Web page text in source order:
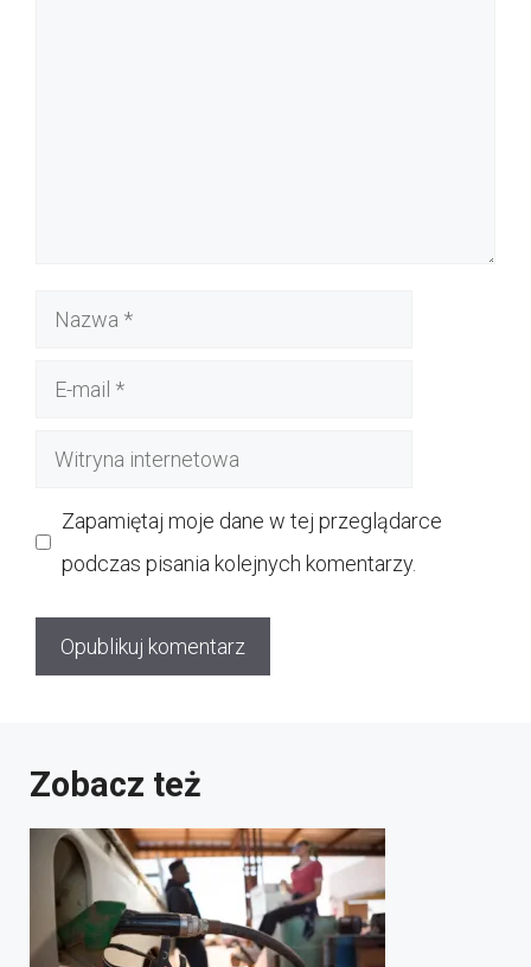
Nazwa
Witryna
Zapamiętaj moje dane w tej przeglądarce
podczas pisania kolejnych komentarzy.
Zobacz też